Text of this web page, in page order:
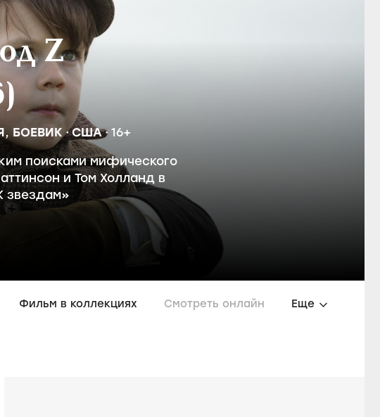
Z
,БОЕВИК США 16+
поисками мифического
и Том Холланд в
звездам»
Фильм в коллекциях Смотреть онлайн Еще